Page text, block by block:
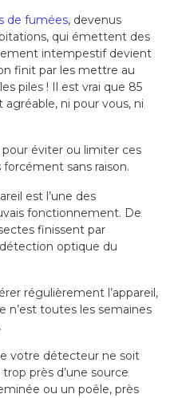
de fumées, devenus
qui émettent des
intempestif devient
finit par les mettre au
piles ! Il est vrai que 85
agréable, ni pour vous, ni
pour éviter ou limiter ces
sans raison.
est l’une des
fonctionnement. De
finissent par
optique du
régulièrement l’appareil,
n’est toutes les semaines
votre détecteur ne soit
près d’une source
ou un poêle, près